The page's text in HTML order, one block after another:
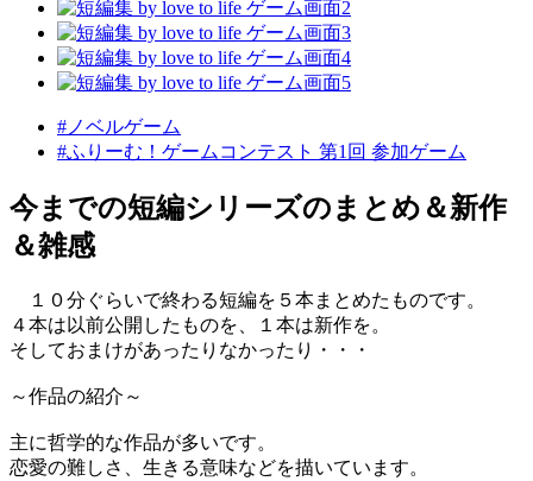
#ノベルゲーム
#ふりーむ！ゲームコンテスト 第1回 参加ゲーム
今までの短編シリーズのまとめ＆新作
＆雑感
１０分ぐらいで終わる短編を５本まとめたものです。
４本は以前公開したものを、１本は新作を。
そしておまけがあったりなかったり・・・
～作品の紹介～
主に哲学的な作品が多いです。
恋愛の難しさ、生きる意味などを描いています。